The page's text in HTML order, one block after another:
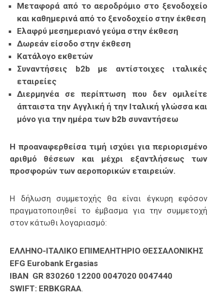
Μεταφορά από το αεροδρόμιο στο ξενοδοχείο
και καθημερινά από το ξενοδοχείο στην έκθεση
Ελαφρύ μεσημεριανό γεύμα στην έκθεση
Δωρεάν είσοδο στην έκθεση
Κατάλογο εκθετών
Συναντήσεις b2b με αντίστοιχες ιταλικές
εταιρείες
Διερμηνέα σε περίπτωση που δεν ομιλείτε
άπταιστα την Αγγλική ή την Ιταλική γλώσσα και
μόνο για την ημέρα των b2b συναντήσεω
Η προαναφερθείσα τιμή ισχύει για περιορισμένο
αριθμό θέσεων και μέχρι εξαντλήσεως των
προσφορών των αεροπορικών εταιρειών.
Η δήλωση συμμετοχής θα είναι έγκυρη εφόσον
πραγματοποιηθεί το έμβασμα για την συμμετοχή
στον κάτωθι λογαριασμό:
ΕΛΛΗΝΟ-ΙΤΑΛΙΚΟ ΕΠΙΜΕΛΗΤΗΡΙΟ ΘΕΣΣΑΛΟΝΙΚΗΣ
EFG Eurobank Ergasias
IBAN GR 830260 12200 0047020 0047440
SWIFT: ERBKGRAA.